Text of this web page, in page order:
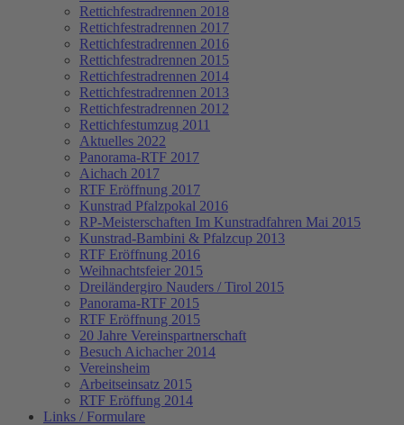
Rettichfestradrennen 2018
Rettichfestradrennen 2017
Rettichfestradrennen 2016
Rettichfestradrennen 2015
Rettichfestradrennen 2014
Rettichfestradrennen 2013
Rettichfestradrennen 2012
Rettichfestumzug 2011
Aktuelles 2022
Panorama-RTF 2017
Aichach 2017
RTF Eröffnung 2017
Kunstrad Pfalzpokal 2016
RP-Meisterschaften Im Kunstradfahren Mai 2015
Kunstrad-Bambini & Pfalzcup 2013
RTF Eröffnung 2016
Weihnachtsfeier 2015
Dreiländergiro Nauders / Tirol 2015
Panorama-RTF 2015
RTF Eröffnung 2015
20 Jahre Vereinspartnerschaft
Besuch Aichacher 2014
Vereinsheim
Arbeitseinsatz 2015
RTF Eröffung 2014
Links / Formulare